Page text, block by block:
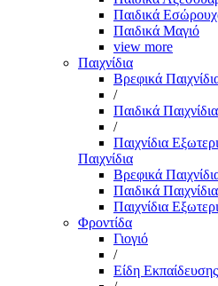
Παιδικά
Παιδικά Μαγιό
view more
Παιχνίδια
Βρεφικά
/
Παιδικά Παιχνίδια
/
Παιχνίδια
Παιχνίδια
Βρεφικά
Παιδικά Παιχνίδια
Παιχνίδια
Φροντίδα
Γιογιό
/
Είδη